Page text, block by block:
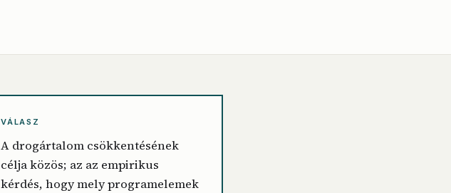
VÁLASZ
A drogártalom csökkentésének
célja közös; az az empirikus
kérdés, hogy mely programelemek